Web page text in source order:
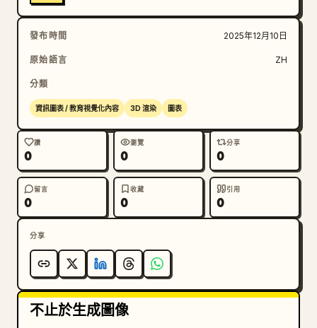
發布時間 2025年12月10日
原始語言 ZH
分類
資訊圖表 / 教育視覺化內容 3D 渲染 圖表
讚
0
瀏覽
0
分享
0
留言
0
收藏
0
引用
0
分享
不止於生成圖像